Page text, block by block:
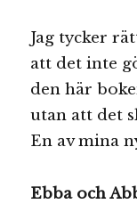
Jag tycker
att det inte
den här
utan att det
En av mina
Ebba och